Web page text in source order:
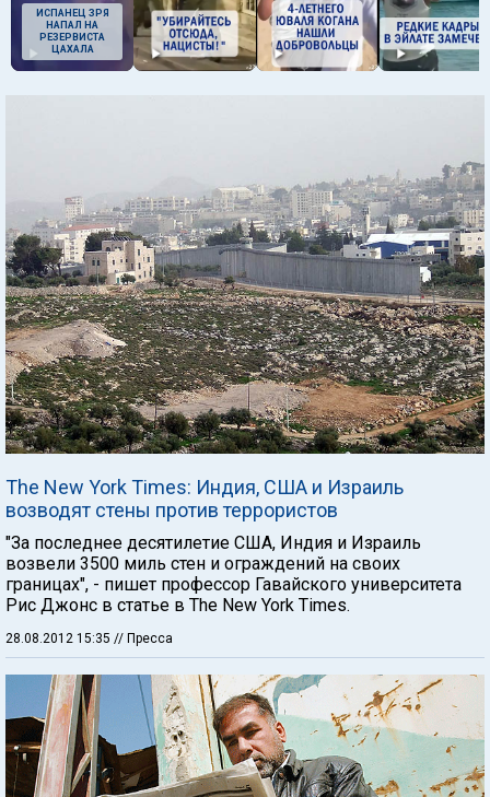
ИСПАНЕЦ ЗРЯ
НАПАЛ НА
РЕЗЕРВИСТА
ЦАХАЛА
The New York Times: Индия, США и Израиль
возводят стены против террористов
"За последнее десятилетие США, Индия и Израиль
возвели 3500 миль стен и ограждений на своих
границах", - пишет профессор Гавайского университета
Рис Джонс в статье в The New York Times.
28.08.2012 15:35 // Пресса